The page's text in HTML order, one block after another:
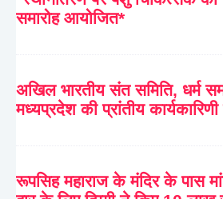
समारोह आयोजित*
अखिल भारतीय संत समिति, धर्म
मध्यप्रदेश की प्रांतीय
रूपसिह महाराज के मंदिर के पास